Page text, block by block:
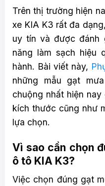
Trên thị trường hiện
xe KIA K3 rất đa
uy tín và được đánh
năng làm sạch hiệu
hành. Bài viết này,
những mẫu gạt
chuộng nhất hiện
kích thước cũng như
lựa chọn.
Vì sao cần chọn
ô tô KIA K3?
Việc chọn đúng gạt